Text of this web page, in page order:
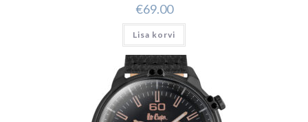
€69.00
Lisa korvi